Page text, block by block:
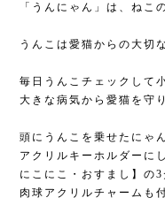
「うんにゃん」は、ねこ
うんこは愛猫からの大切
毎日うんこチェックして
大きな病気から愛猫を守
頭にうんこを乗せたにゃ
アクリルキーホルダーに
にこにこ・おすまし】の3
肉球アクリルチャームも